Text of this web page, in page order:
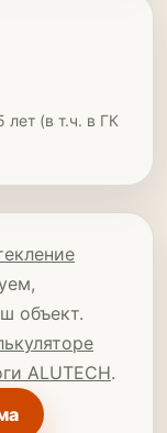
(в т.ч. в ГК
объект.
ALUTECH.